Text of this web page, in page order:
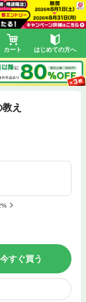
カート はじめての方へ
え
今すぐ買う